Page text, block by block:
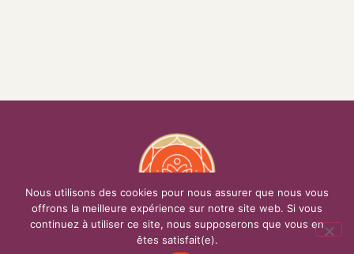
YOGANOVA
Nous utilisons des cookies pour nous assurer que nous vous
offrons la meilleure expérience sur notre site web. Si vous
continuez à utiliser ce site, nous supposerons que vous en
êtes satisfait(e).